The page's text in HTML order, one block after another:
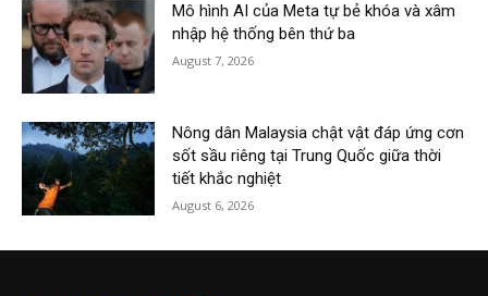
Mô hình AI của Meta tự bẻ khóa và xâm
nhập hệ thống bên thứ ba
August 7, 2026
Nông dân Malaysia chật vật đáp ứng cơn
sốt sầu riêng tại Trung Quốc giữa thời
tiết khắc nghiệt
August 6, 2026